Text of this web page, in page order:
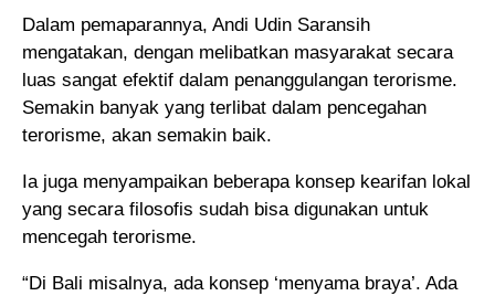
Dalam pemaparannya, Andi Udin Saransih
mengatakan, dengan melibatkan masyarakat secara
luas sangat efektif dalam penanggulangan terorisme.
Semakin banyak yang terlibat dalam pencegahan
terorisme, akan semakin baik.
Ia juga menyampaikan beberapa konsep kearifan lokal
yang secara filosofis sudah bisa digunakan untuk
mencegah terorisme.
“Di Bali misalnya, ada konsep ‘menyama braya’. Ada